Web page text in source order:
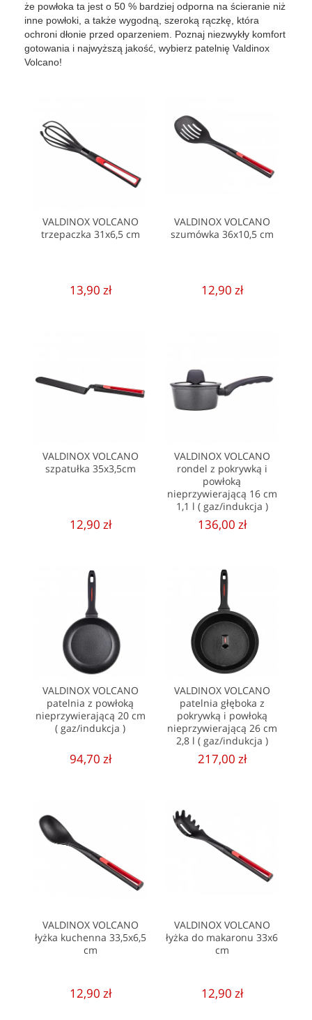
że powłoka ta jest o 50 % bardziej odporna na ścieranie niż
inne powłoki, a także wygodną, szeroką rączkę, która
ochroni dłonie przed oparzeniem. Poznaj niezwykły komfort
gotowania i najwyższą jakość, wybierz patelnię Valdinox
Volcano!
VALDINOX VOLCANO
trzepaczka 31x6,5 cm
13,90 zł
VALDINOX VOLCANO
szumówka 36x10,5 cm
12,90 zł
VALDINOX VOLCANO
szpatułka 35x3,5cm
12,90 zł
VALDINOX VOLCANO
rondel z pokrywką i
powłoką
nieprzywierającą 16 cm
1,1 l ( gaz/indukcja )
136,00 zł
VALDINOX VOLCANO
patelnia z powłoką
nieprzywierającą 20 cm
( gaz/indukcja )
94,70 zł
VALDINOX VOLCANO
patelnia głęboka z
pokrywką i powłoką
nieprzywierającą 26 cm
2,8 l ( gaz/indukcja )
217,00 zł
VALDINOX VOLCANO
łyżka kuchenna 33,5x6,5
cm
12,90 zł
VALDINOX VOLCANO
łyżka do makaronu 33x6
cm
12,90 zł